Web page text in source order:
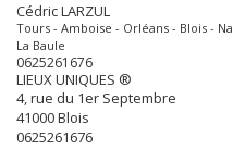
Cédric LARZUL
Tours - Amboise - Orléans - Blois - Nantes -
La Baule
0625261676
LIEUX UNIQUES ®
4, rue du 1er Septembre
41000Blois
0625261676